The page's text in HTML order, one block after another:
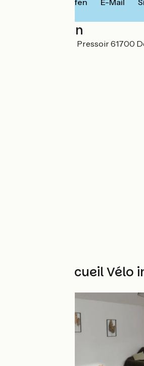
Anrufen E-Mail
Localisation
La Différence - Le Pressoir 61700
Weitere Accueil Vélo